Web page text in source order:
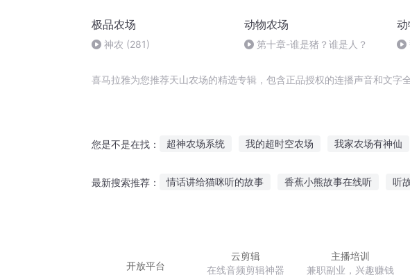
极品农场
神农 (281)
动物农场
第十章-谁是猪？谁是人？
喜马拉雅为您推荐天山农场的精选专辑，包含正品授权的连播声音和文字
您是不是在找： 超神农场系统 我的超时空农场 我家农场有神仙
最新搜索推荐： 情话讲给猫咪听的故事 香蕉小熊故事在线听 听
开放平台
云剪辑
在线音频剪辑神器
主播培训
兼职副业，兴趣赚钱